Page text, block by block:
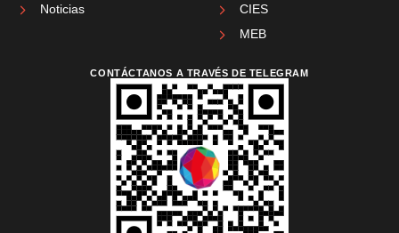
Noticias
CIES
MEB
CONTÁCTANOS A TRAVÉS DE TELEGRAM